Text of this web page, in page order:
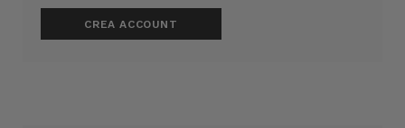
CREA ACCOUNT